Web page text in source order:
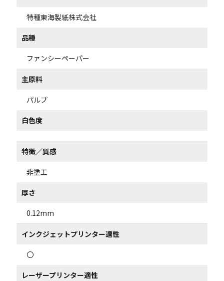
特種東海製紙株式会社
品種
ファンシーペーパー
主原料
パルプ
白色度
特徴／質感
非塗工
厚さ
0.12mm
インクジェットプリンター適性
〇
レーザープリンター適性